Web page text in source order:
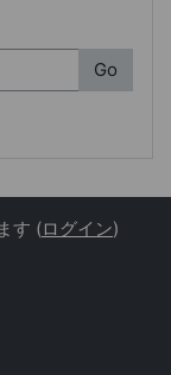
Go
す (ログイン)